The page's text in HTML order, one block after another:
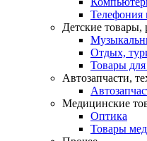
Телефония
Детские товары,
Отдых,
Товары для
Автозапчасти,
Медицинские
Оптика
Товары